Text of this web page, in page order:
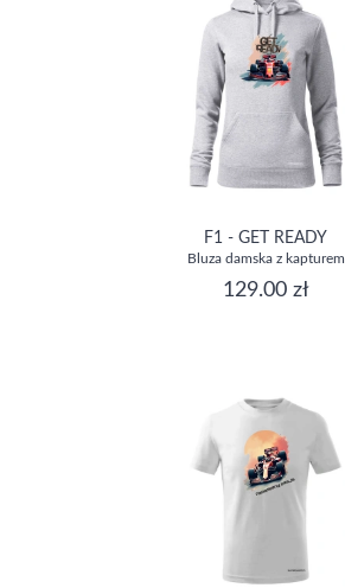
F1 - GET READY
Bluza damska z kapturem
129.00 zł